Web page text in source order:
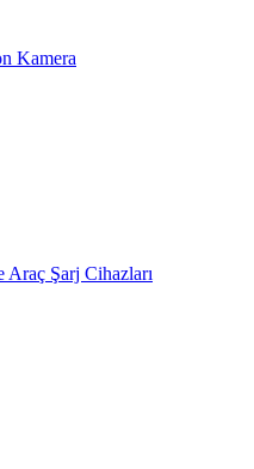
Kamera
Şarj Cihazları